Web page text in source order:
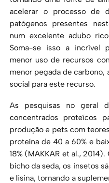
acelerar o processo de
patógenos presentes
num excelente adubo
Soma-se isso a incrível
menor uso de recursos
menor pegada de carbono,
social para este recurso.
As pesquisas no geral
concentrados proteícos
produção e pets com
proteína de 40 a 60% e
18% (MAKKAR et al.,
bicho da seda, os insetos
e lisina, tornando a